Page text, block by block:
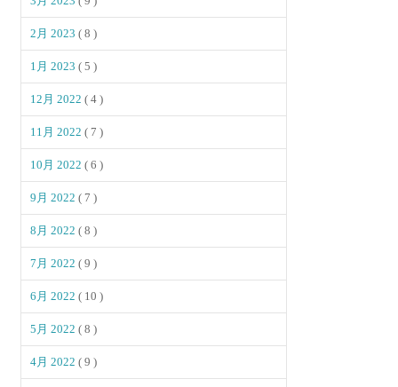
2月 2023( 8 )
1月 2023( 5 )
12月 2022( 4 )
11月 2022( 7 )
10月 2022( 6 )
9月 2022( 7 )
8月 2022( 8 )
7月 2022( 9 )
6月 2022( 10 )
5月 2022( 8 )
4月 2022( 9 )